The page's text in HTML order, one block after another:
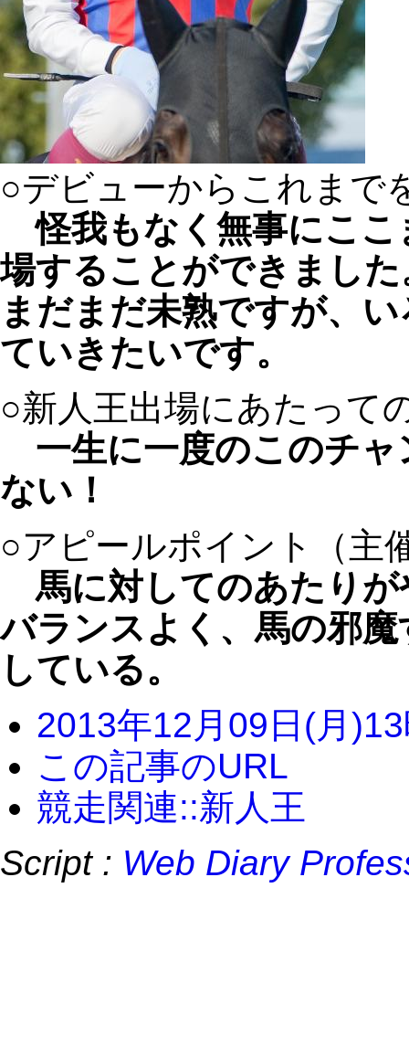
○デビューからこれまで
怪我もなく無事にこ
場することができました
まだまだ未熟ですが、
ていきたいです。
○新人王出場にあたって
一生に一度のこのチ
ない！
○アピールポイント（主
馬に対してのあたり
バランスよく、馬の邪
している。
2013年12月09日(月
この記事のURL
競走関連::新人王
Script : Web Diary